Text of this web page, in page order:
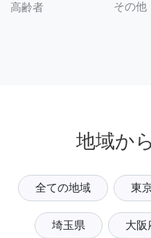
高齢者 その他
地域か
全ての地域 東
埼玉県 大阪